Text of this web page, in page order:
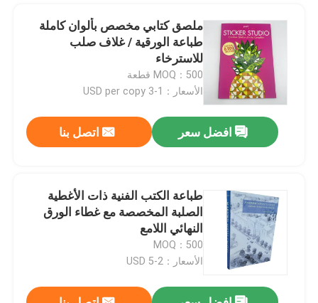
ملصق كتابي مخصص بألوان كاملة
طباعة الورقية / غلاف صلب
للاسترخاء
MOQ：500 قطعة
الأسعار：1-3 USD per copy
افضل سعر اتصل بنا
طباعة الكتب الفنية ذات الأغطية
الصلبة المخصصة مع غطاء الورق
النهائي اللامع
MOQ：500
الأسعار：2-5 USD